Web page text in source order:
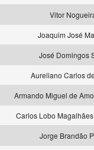
Vitor
Joaquim José
José Domingos
Aureliano Carlos
Armando Miguel de
Carlos Lobo
Jorge Brandão